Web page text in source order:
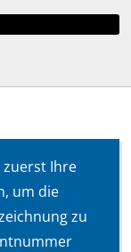
zuerst Ihre
um die
zu